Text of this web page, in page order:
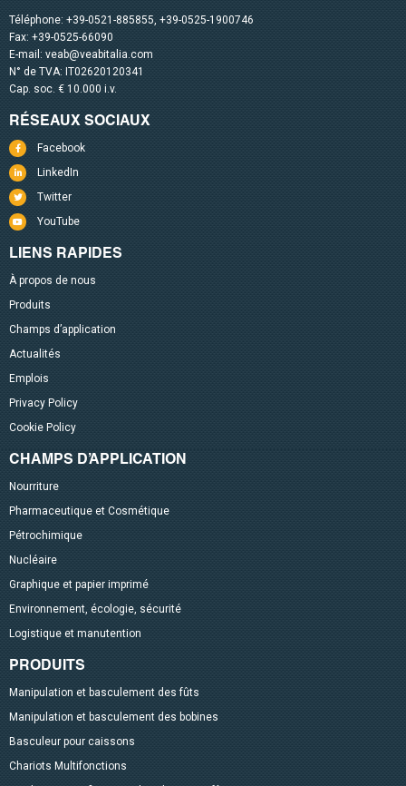
Téléphone: +39-0521-885855, +39-0525-1900746
Fax: +39-0525-66090
E-mail: veab@veabitalia.com
N° de TVA: IT02620120341
Cap. soc. € 10.000 i.v.
RÉSEAUX SOCIAUX
Facebook
LinkedIn
Twitter
YouTube
LIENS RAPIDES
À propos de nous
Produits
Champs d’application
Actualités
Emplois
Privacy Policy
Cookie Policy
CHAMPS D’APPLICATION
Nourriture
Pharmaceutique et Cosmétique
Pétrochimique
Nucléaire
Graphique et papier imprimé
Environnement, écologie, sécurité
Logistique et manutention
PRODUITS
Manipulation et basculement des fûts
Manipulation et basculement des bobines
Basculeur pour caissons
Chariots Multifonctions